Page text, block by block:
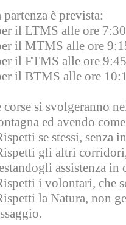
partenza è prevista:
il LTMS alle ore
il MTMS alle ore
il FTMS alle ore
il BTMS alle ore
corse si svolgeranno
ed avendo
se stessi, senza
gli altri
assistenza
i volontari, che
la Natura, non